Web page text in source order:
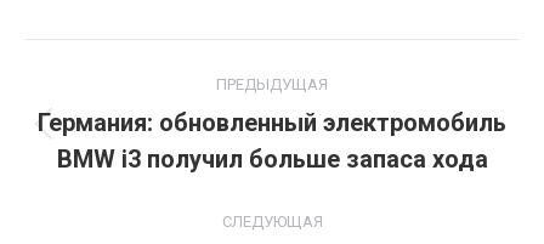
по
записям
ПРЕДЫДУЩАЯ
Предыдущая
запись:
Германия: обновленный электромобиль
BMW i3 получил больше запаса хода
СЛЕДУЮЩАЯ